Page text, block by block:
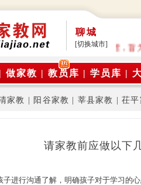
聊城
[切换城市]
是由在校大学生家教团体运营，旨
| 做家教 | 教员库 | 学员库 |
家教 阳谷家教 莘县家教 |茌
请家教前应做以下
子进行沟通了解，明确孩子对于学习的